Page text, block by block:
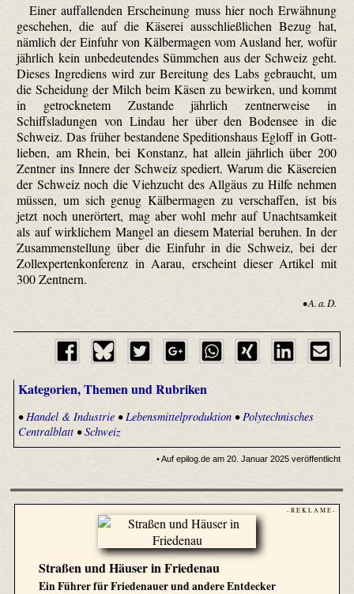
Einer auffallenden Erscheinung muss hier noch Erwähnung
geschehen, die auf die Käserei ausschließlichen Bezug hat,
nämlich der Einfuhr von Kälbermagen vom Ausland her, wofür
jährlich kein unbedeutendes Sümmchen aus der Schweiz geht.
Dieses Ingrediens wird zur Bereitung des Labs gebraucht, um
die Scheidung der Milch beim Käsen zu bewirken, und kommt
in getrocknetem Zustande jährlich zentnerweise in
Schiffsladungen von Lindau her über den Bodensee in die
Schweiz. Das früher bestandene Speditions­haus Egloff in Gott­
lieben, am Rhein, bei Konstanz, hat allein jährlich über 200
Zentner ins Innere der Schweiz spediert. Warum die Käsereien
der Schweiz noch die Viehzucht des Allgäus zu Hilfe nehmen
müssen, um sich genug Kälbermagen zu verschaffen, ist bis
jetzt noch unerörtert, mag aber wohl mehr auf Unachtsamkeit
als auf wirklichem Mangel an diesem Material beruhen. In der
Zusammenstellung über die Einfuhr in die Schweiz, bei der
Zollexpertenkonferenz in Aarau, erscheint dieser Artikel mit
300 Zentnern.
• A. a. D.
Kategorien, Themen und Rubriken
•Handel & Industrie•Lebensmittelproduktion•Polytechnisches
Centralblatt•Schweiz
• Auf epilog.de am 20. Januar 2025 veröffentlicht
- R E K L A M E -
Straßen und Häuser in Friedenau
Ein Führer für Friedenauer und andere Entdecker